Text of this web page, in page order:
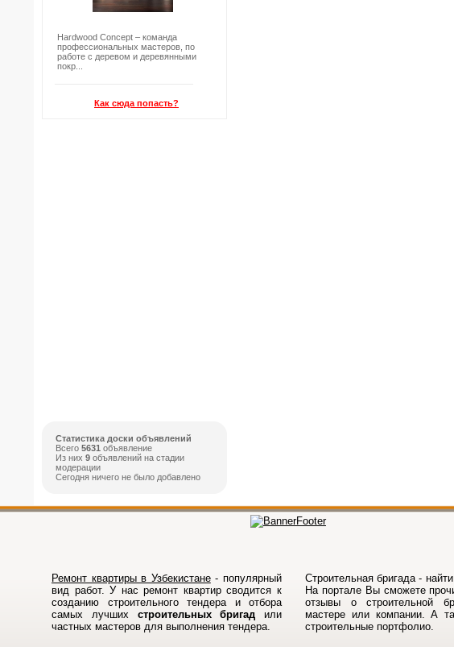
Hardwood Concept – команда
профессиональных мастеров, по
работе с деревом и деревянными
покр...
Как сюда попасть?
Статистика доски объявлений
Всего 5631 объявление
Из них 9 объявлений на стадии
модерации
Сегодня ничего не было добавлено
Ремонт квартиры в Узбекистане- популярный
вид работ. У нас ремонт квартир сводится к
созданию строительного тендера и отбора
самых лучших строительных бригад или
частных мастеров для выполнения тендера.
Строительная бригада -
На порталe Вы сможете
отзывы о строительной
мастере или компании. А
строительные портфолио.